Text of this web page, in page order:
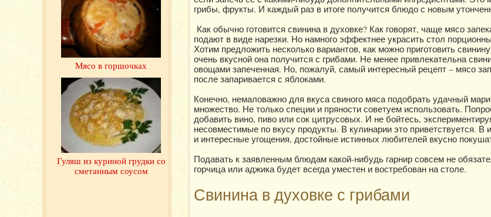
грибы, фрукты. И каждый раз в итоге получится блюдо с новым
Как обычно готовится свинина в духовке? Как говорят, чаще мясо
подают в виде нарезки. Но намного эффектнее украсить стол
Хотим предложить несколько вариантов, как можно приготовить
очень вкусной она получится с грибами. Не менее привлекательна
овощами запеченная. Но, пожалуй, самый интересный рецепт – мясо
после запаривается с яблоками.
Конечно, немаловажно для вкуса свиного мяса подобрать удачный
множество. Не только специи и пряности советуем использовать.
добавить вино, пиво или сок цитрусовых. И не бойтесь,
несовместимые по вкусу продукты. В кулинарии это приветствуется. В
и интересные угощения, достойные истинных любителей вкусно
Подавать к заявленным блюдам какой-нибудь гарнир совсем не
горчица или аджика будет всегда уместен и востребован на столе.
Свинина в духовке с грибами
Мясо в горшочках
Гуляш из куриной грудки со
сметанным соусом